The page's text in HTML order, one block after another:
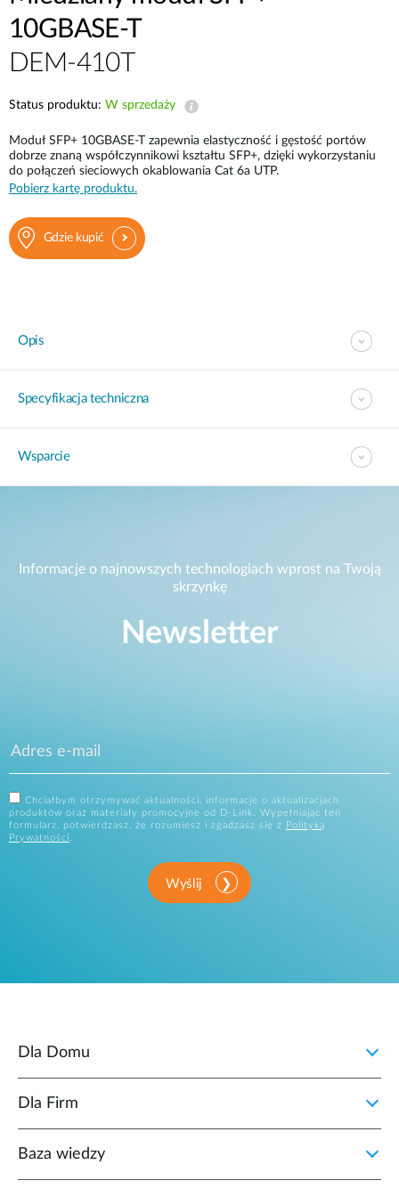
10GBASE-T
DEM-410T
Status produktu: W sprzedaży
Moduł SFP+ 10GBASE-T zapewnia elastyczność i gęstość portów
dobrze znaną współczynnikowi kształtu SFP+, dzięki wykorzystaniu
do połączeń sieciowych okablowania Cat 6a UTP.
Pobierz kartę produktu.
Gdzie kupić
Opis
Specyfikacja techniczna
Wsparcie
Informacje o najnowszych technologiach wprost na Twoją
skrzynkę
Newsletter
Chciałbym otrzymywać aktualności, informacje o aktualizacjach
produktów oraz materiały promocyjne od D-Link. Wypełniając ten
formularz, potwierdzasz, że rozumiesz i zgadzasz się z
Polityką
Prywatności.
Wyślij
Dla Domu
Dla Firm
Baza wiedzy